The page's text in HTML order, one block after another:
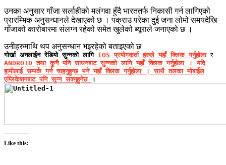
उनका अनुसार गाँजा सर्लाहीको मलंगवा हुँदै भारततर्फ निकासी गर्न लागिएको
प्रारम्भिक अनुसन्धानले देखाएको छ । पक्राउ परेका दुई जना लोमो समयदेखि
गाँजाको कारोबारमा संलग्न रहेको समेत खुलेको ब्यूराले जनाएको छ ।
उनीहरुमाथि थप अनुसन्धान भइरहेको बताइएको छ
गोर्खा अनलाईन रेडियो सुन्नको लागि IOS प्रयोगकर्ता हरुले यहाँ क्लिक गर्नुहोलार
ANDROID तथा कुनै पनि साधनबाट सुन्नको लागि यहाँ क्लिक गर्नुहोला । यदि
हामीलाई सम्पर्क गर्न चाहनुहुन्छ भनेयहाँ क्लिक गर्नुहोला । साथै तलका मोबाईल
एप्लिकेशनबाट पनि सुन्न सक्नुहुनेछ
।
Like this: